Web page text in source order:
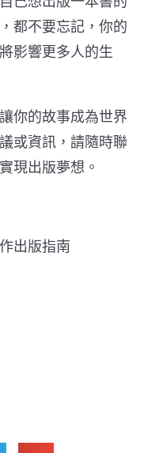
都不要忘記，你的
影響更多人的生
你的故事成為世界
或資訊，請隨時聯
現出版夢想。
出版指南